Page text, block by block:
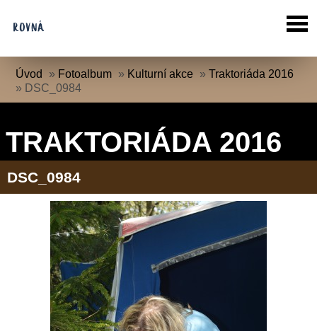
Úvod » Fotoalbum » Kulturní akce »Traktoriáda 2016
» DSC_0984
TRAKTORIÁDA 2016
DSC_0984